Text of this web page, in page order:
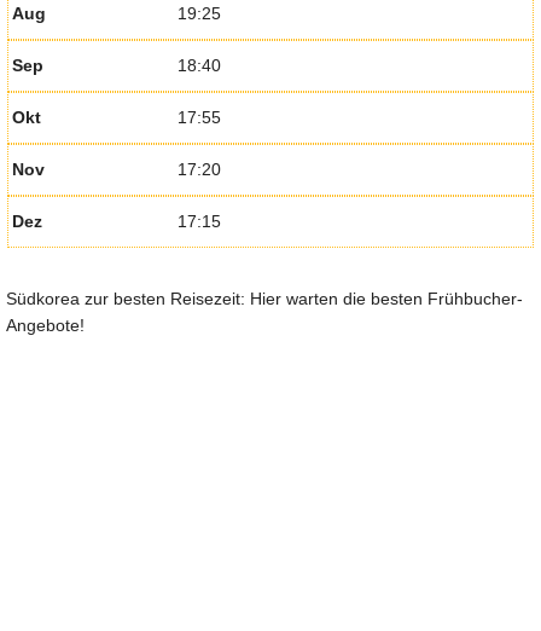
Aug 19:25
Sep 18:40
Okt 17:55
Nov 17:20
Dez 17:15
Südkorea zur besten Reisezeit: Hier warten die besten Frühbucher-
Angebote!